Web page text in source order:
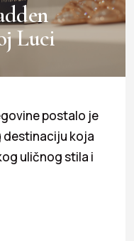
Luci
postalo je
destinaciju koja
uličnog stila i